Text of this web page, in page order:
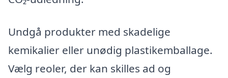
Undgå produkter med skadelige
kemikalier eller unødig plastikemballage.
Vælg reoler, der kan skilles ad og